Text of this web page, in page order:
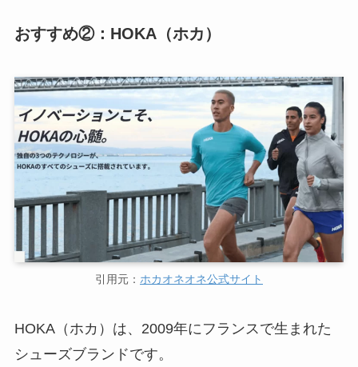
おすすめ②：HOKA（ホカ）
引用元： ホカオネオネ公式サイト
HOKA（ホカ）は、2009年にフランスで生まれた
シューズブランドです。